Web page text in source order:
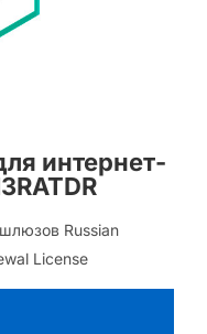
интернет-
Russian
License